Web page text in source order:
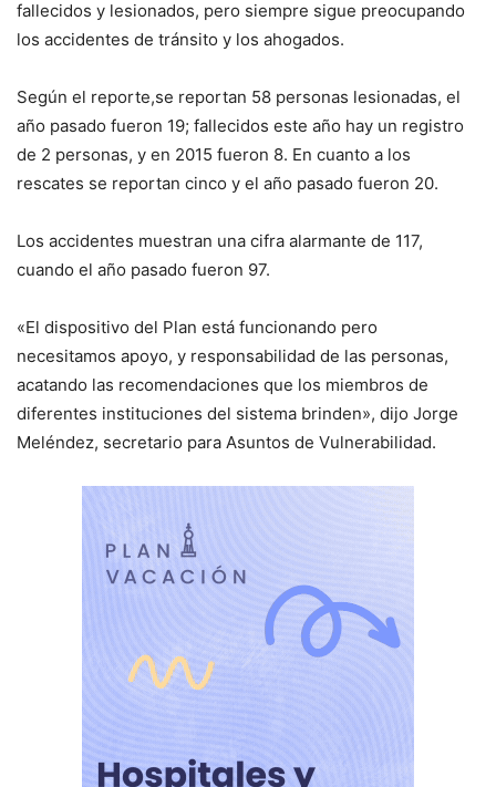
fallecidos y lesionados, pero siempre sigue preocupando
los accidentes de tránsito y los ahogados.
Según el reporte,se reportan 58 personas lesionadas, el
año pasado fueron 19; fallecidos este año hay un registro
de 2 personas, y en 2015 fueron 8. En cuanto a los
rescates se reportan cinco y el año pasado fueron 20.
Los accidentes muestran una cifra alarmante de 117,
cuando el año pasado fueron 97.
«El dispositivo del Plan está funcionando pero
necesitamos apoyo, y responsabilidad de las personas,
acatando las recomendaciones que los miembros de
diferentes instituciones del sistema brinden», dijo Jorge
Meléndez, secretario para Asuntos de Vulnerabilidad.